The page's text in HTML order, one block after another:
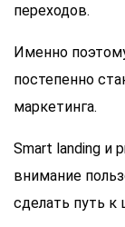
переходов.
Именно
постепенно
маркетинга.
Smart landing и
внимание
сделать путь